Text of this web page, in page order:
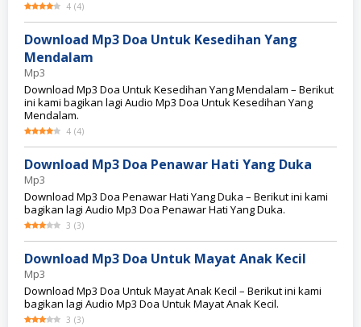
4 (4)
Download Mp3 Doa Untuk Kesedihan Yang
Mendalam
Mp3
Download Mp3 Doa Untuk Kesedihan Yang Mendalam – Berikut
ini kami bagikan lagi Audio Mp3 Doa Untuk Kesedihan Yang
Mendalam.
4 (4)
Download Mp3 Doa Penawar Hati Yang Duka
Mp3
Download Mp3 Doa Penawar Hati Yang Duka – Berikut ini kami
bagikan lagi Audio Mp3 Doa Penawar Hati Yang Duka.
3 (3)
Download Mp3 Doa Untuk Mayat Anak Kecil
Mp3
Download Mp3 Doa Untuk Mayat Anak Kecil – Berikut ini kami
bagikan lagi Audio Mp3 Doa Untuk Mayat Anak Kecil.
3 (3)